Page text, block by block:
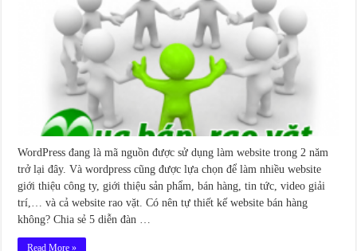
WordPress đang là mã nguồn được sử dụng làm website trong 2 năm
trở lại đây. Và wordpress cũng được lựa chọn để làm nhiều website
giới thiệu công ty, giới thiệu sản phẩm, bán hàng, tin tức, video giải
trí,… và cả website rao vặt. Có nên tự thiết kế website bán hàng
không? Chia sẻ 5 diễn đàn …
Read More »